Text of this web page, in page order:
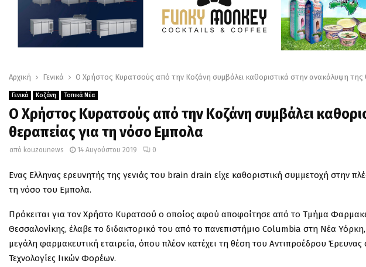
Αρχική Γενικά Ο Χρήστος Κυρατσούς από την Κοζάνη συμβάλει καθοριστικά στην ανακάλυψη της
Γενικά Κοζάνη Τοπικά Νέα
Ο Χρήστος Κυρατσούς από την Κοζάνη συμβάλει
θεραπείας για τη νόσο Εμπολα
από kouzounews 14 Αυγούστου 2019 0
Ενας Ελληνας ερευνητής της γενιάς του brain drain είχε καθοριστική συμμετοχή στην
τη νόσο του Εμπολα.
Πρόκειται για τον Χρήστο Κυρατσού ο οποίος αφού αποφοίτησε από το Τμήμα
Θεσσαλονίκης, έλαβε το διδακτορικό του από το πανεπιστήμιο Columbia στη Νέα
μεγάλη φαρμακευτική εταιρεία, όπου πλέον κατέχει τη θέση του Αντιπροέδρου
Τεχνολογίες Ιικών Φορέων.